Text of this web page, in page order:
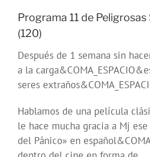
Programa 11 de
(120)
Después de 1 semana sin
a la
seres
Hablamos de una película
le hace mucha gracia a Mj
del Pánico» en